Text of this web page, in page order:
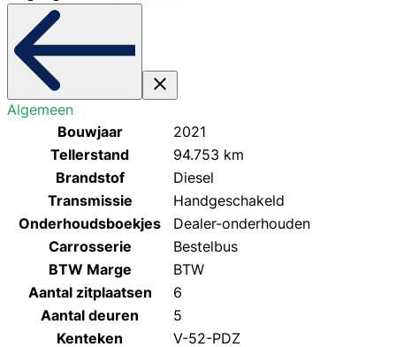
Algemeen
Bouwjaar
2021
Tellerstand
94.753 km
Brandstof
Diesel
Transmissie
Handgeschakeld
Onderhoudsboekjes
Dealer-onderhouden
Carrosserie
Bestelbus
BTW Marge
BTW
Aantal zitplaatsen
6
Aantal deuren
5
Kenteken
V-52-PDZ